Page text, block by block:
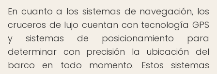
En cuanto a los sistemas de navegación, los
cruceros de lujo cuentan con tecnología GPS
y sistemas de posicionamiento para
determinar con precisión la ubicación del
barco en todo momento. Estos sistemas